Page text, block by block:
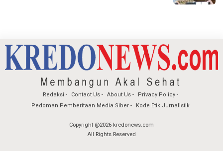
Redaksi Contact Us About Us
Privacy Policy
Pedoman Pemberitaan Media Siber
Kode Etik Jurnalistik
Copyright @2026 kredonews.com
All Rights Reserved